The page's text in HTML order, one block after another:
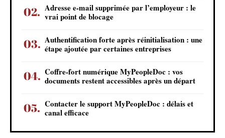
Adresse e-mail supprimée par l’employeur : le
vrai point de blocage
Authentification forte après réinitialisation : une
étape ajoutée par certaines entreprises
Coffre-fort numérique MyPeopleDoc : vos
documents restent accessibles après un départ
Contacter le support MyPeopleDoc : délais et
canal efficace